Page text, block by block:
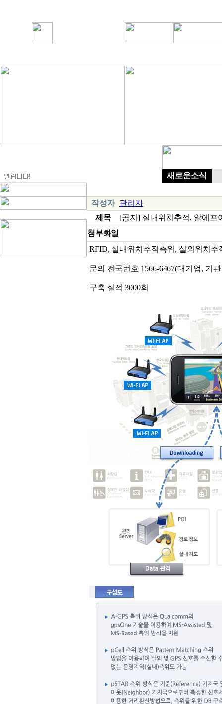
새로운소식
작성자
관리자
제목
[공지] 실내위치추적, 알에프
첨부화일
RFID, 실내위치추적측위, 실외위치
문의 전국번호 1566-6467(대기업, 기
구축 실적 3000회